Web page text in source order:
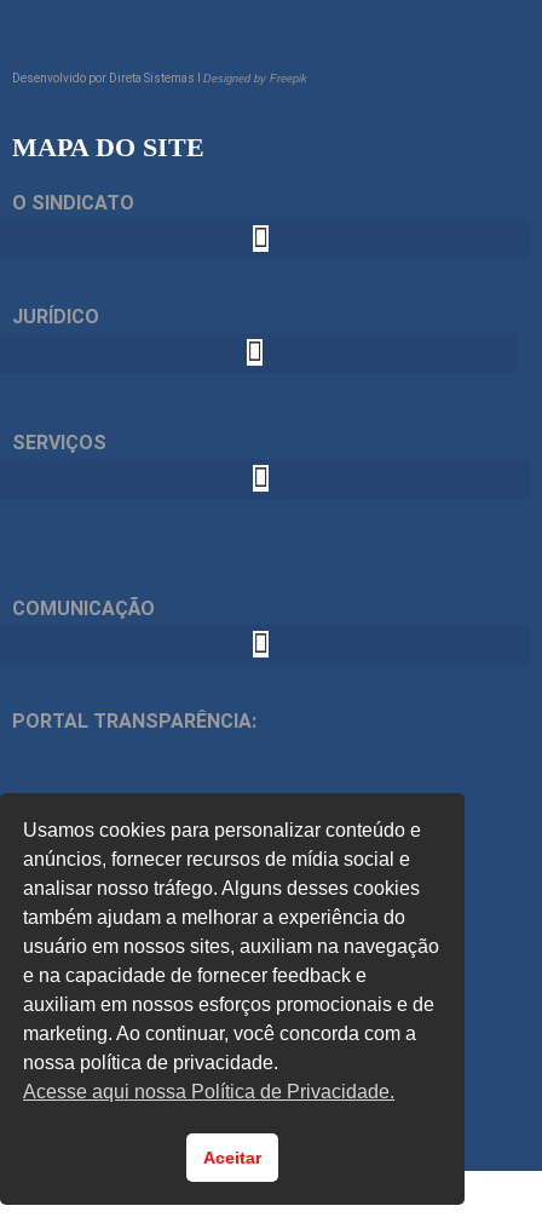
Desenvolvido por Direta Sistemas I Designed by Freepik
MAPA DO SITE
O SINDICATO
JURÍDICO
SERVIÇOS
COMUNICAÇÃO
PORTAL TRANSPARÊNCIA:
ACOMPANHE
PREVISÃO DO TEMPO:
Usamos cookies para personalizar conteúdo e
anúncios, fornecer recursos de mídia social e
analisar nosso tráfego. Alguns desses cookies
também ajudam a melhorar a experiência do
usuário em nossos sites, auxiliam na navegação
e na capacidade de fornecer feedback e
auxiliam em nossos esforços promocionais e de
marketing. Ao continuar, você concorda com a
nossa política de privacidade.
Acesse aqui nossa Política de Privacidade.
Aceitar